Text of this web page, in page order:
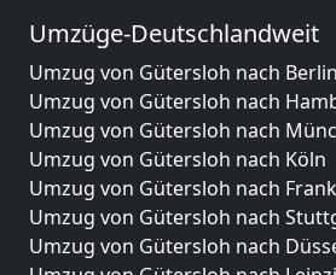
Umzüge-Deutschlandweit
Umzug von Gütersloh nach Berlin
Umzug von Gütersloh nach
Umzug von Gütersloh nach
Umzug von Gütersloh nach Köln
Umzug von Gütersloh nach
Umzug von Gütersloh nach
Umzug von Gütersloh nach